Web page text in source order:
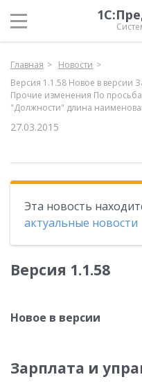
Главная
Новости
Версия 1.1.58 Новое в версии
Прочие изменения По
"Должности" длина
27.03.2015
Эта новость
актуальные новости
Версия 1.1.58
Новое в версии
Зарплата и